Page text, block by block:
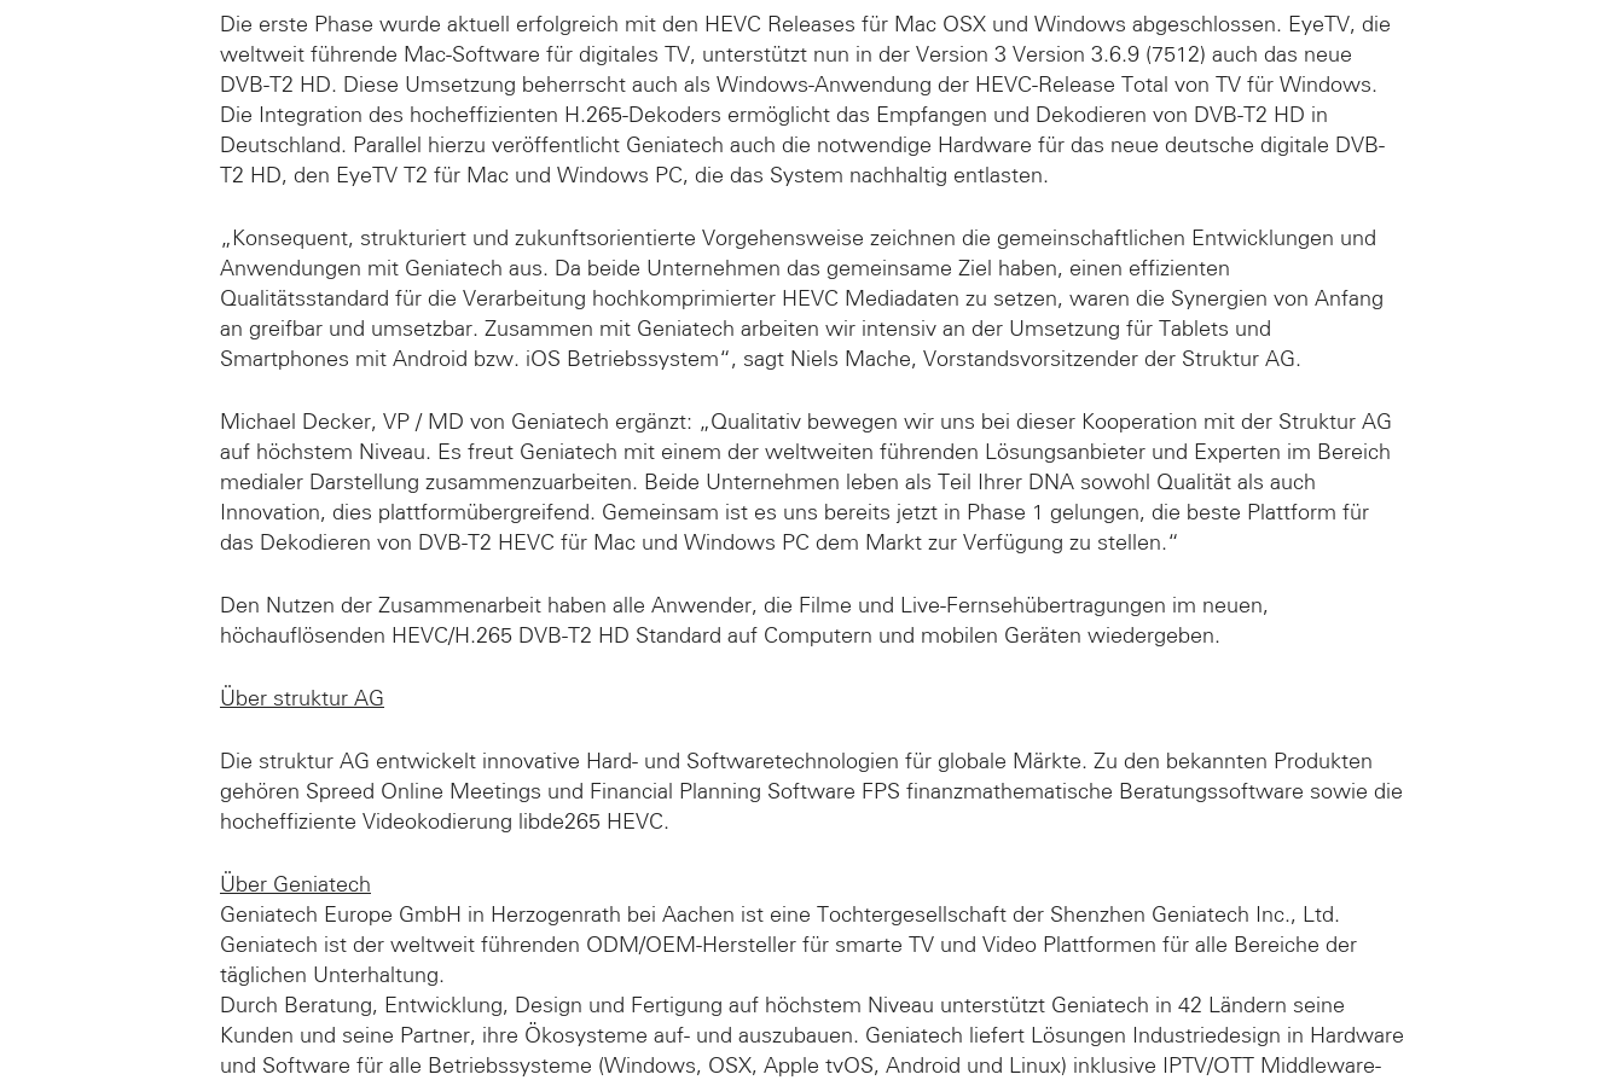
Die erste Phase wurde aktuell erfolgreich mit den HEVC Releases für Mac OSX und Windows abgeschlossen. EyeTV, die
weltweit führende Mac-Software für digitales TV, unterstützt nun in der Version 3 Version 3.6.9 (7512) auch das neue
DVB-T2 HD. Diese Umsetzung beherrscht auch als Windows-Anwendung der HEVC-Release Total von TV für Windows.
Die Integration des hocheffizienten H.265-Dekoders ermöglicht das Empfangen und Dekodieren von DVB-T2 HD in
Deutschland. Parallel hierzu veröffentlicht Geniatech auch die notwendige Hardware für das neue deutsche digitale DVB-
T2 HD, den EyeTV T2 für Mac und Windows PC, die das System nachhaltig entlasten.
„Konsequent, strukturiert und zukunftsorientierte Vorgehensweise zeichnen die gemeinschaftlichen Entwicklungen und
Anwendungen mit Geniatech aus. Da beide Unternehmen das gemeinsame Ziel haben, einen effizienten
Qualitätsstandard für die Verarbeitung hochkomprimierter HEVC Mediadaten zu setzen, waren die Synergien von Anfang
an greifbar und umsetzbar. Zusammen mit Geniatech arbeiten wir intensiv an der Umsetzung für Tablets und
Smartphones mit Android bzw. iOS Betriebssystem“, sagt Niels Mache, Vorstandsvorsitzender der Struktur AG.
Michael Decker, VP / MD von Geniatech ergänzt: „Qualitativ bewegen wir uns bei dieser Kooperation mit der Struktur AG
auf höchstem Niveau. Es freut Geniatech mit einem der weltweiten führenden Lösungsanbieter und Experten im Bereich
medialer Darstellung zusammenzuarbeiten. Beide Unternehmen leben als Teil Ihrer DNA sowohl Qualität als auch
Innovation, dies plattformübergreifend. Gemeinsam ist es uns bereits jetzt in Phase 1 gelungen, die beste Plattform für
das Dekodieren von DVB-T2 HEVC für Mac und Windows PC dem Markt zur Verfügung zu stellen.“
Den Nutzen der Zusammenarbeit haben alle Anwender, die Filme und Live-Fernsehübertragungen im neuen,
höchauflösenden HEVC/H.265 DVB-T2 HD Standard auf Computern und mobilen Geräten wiedergeben.
Über struktur AG
Die struktur AG entwickelt innovative Hard- und Softwaretechnologien für globale Märkte. Zu den bekannten Produkten
gehören Spreed Online Meetings und Financial Planning Software FPS finanzmathematische Beratungssoftware sowie die
hocheffiziente Videokodierung libde265 HEVC.
Über Geniatech
Geniatech Europe GmbH in Herzogenrath bei Aachen ist eine Tochtergesellschaft der Shenzhen Geniatech Inc., Ltd.
Geniatech ist der weltweit führenden ODM/OEM-Hersteller für smarte TV und Video Plattformen für alle Bereiche der
täglichen Unterhaltung.
Durch Beratung, Entwicklung, Design und Fertigung auf höchstem Niveau unterstützt Geniatech in 42 Ländern seine
Kunden und seine Partner, ihre Ökosysteme auf- und auszubauen. Geniatech liefert Lösungen Industriedesign in Hardware
und Software für alle Betriebssysteme (Windows, OSX, Apple tvOS, Android und Linux) inklusive IPTV/OTT Middleware-